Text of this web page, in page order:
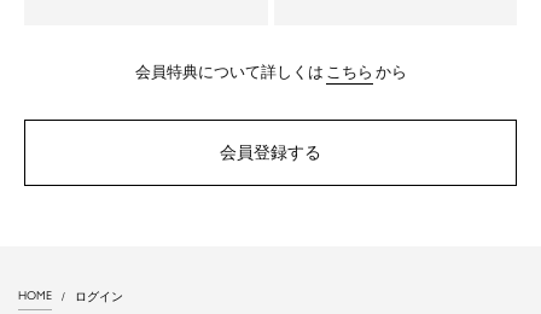
会員特典について詳しくは こちら から
会員登録する
HOME ログイン